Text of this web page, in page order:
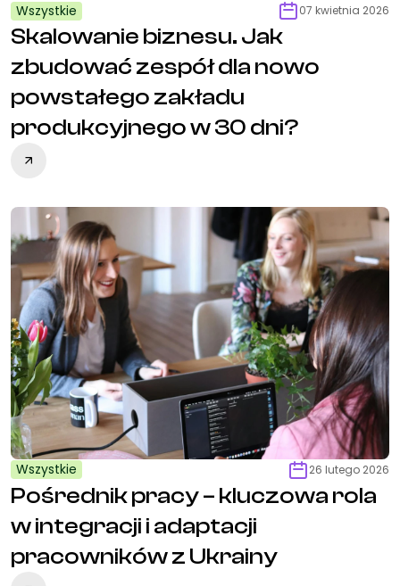
Wszystkie 07 kwietnia 2026
Skalowanie biznesu. Jak
zbudować zespół dla nowo
powstałego zakładu
produkcyjnego w 30 dni?
Wszystkie 26 lutego 2026
Pośrednik pracy – kluczowa rola
w integracji i adaptacji
pracowników z Ukrainy